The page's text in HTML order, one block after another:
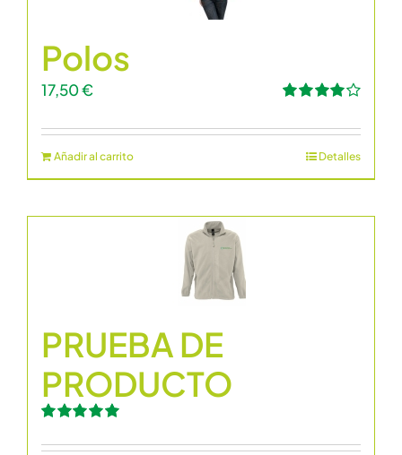
Polos
con4.00
17,50€
Añadir al carrito Detalles
PRUEBA DE
PRODUCTO
con5.00de 5